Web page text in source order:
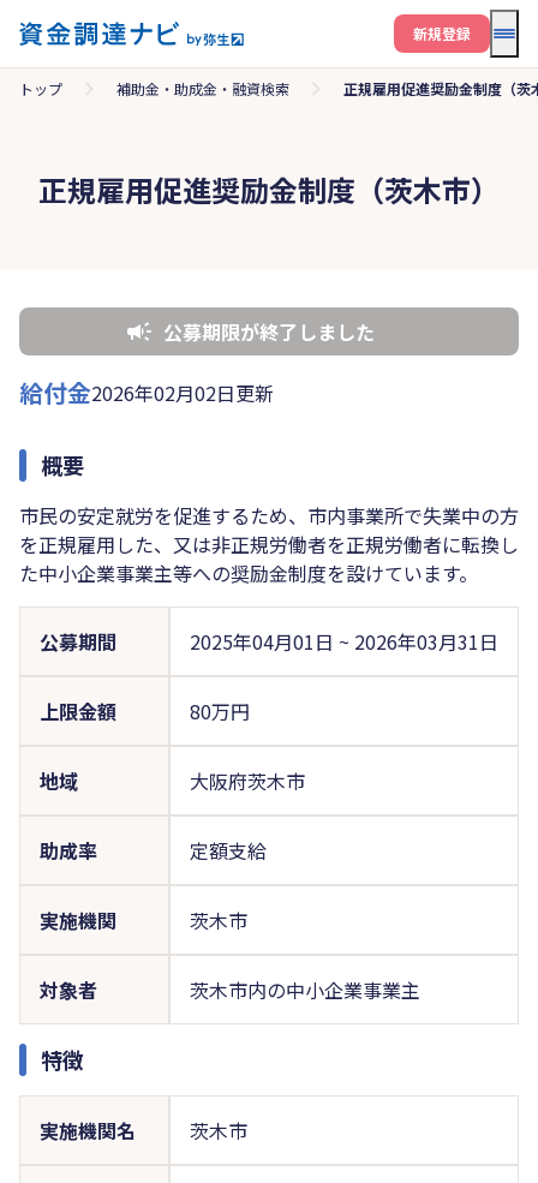
メ
新規登録
トップ 補助金・助成金・融資検索 正規雇用促進奨励金制度（茨
正規雇用促進奨励金制度（茨木市）
公募期限が終了しました
給付金2026年02月02日更新
概要
市民の安定就労を促進するため、市内事業所で失業中の方
を正規雇用した、又は非正規労働者を正規労働者に転換し
た中小企業事業主等への奨励金制度を設けています。
公募期間 2025年04月01日 ~ 2026年03月31日
上限金額 80万円
地域 大阪府茨木市
助成率 定額支給
実施機関 茨木市
対象者 茨木市内の中小企業事業主
特徴
実施機関名 茨木市